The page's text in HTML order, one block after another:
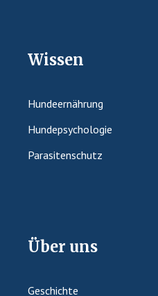
Wissen
Hundeernährung
Hundepsychologie
Parasitenschutz
Über uns
Geschichte